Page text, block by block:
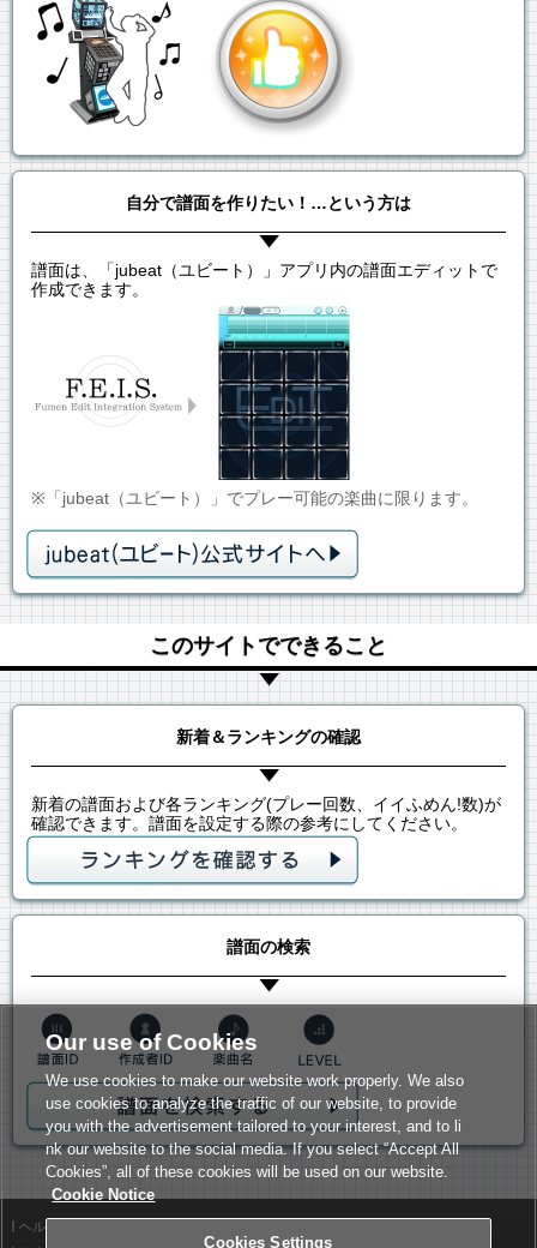
自分で譜面を作りたい！…という方は
譜面は、「jubeat（ユビート）」アプリ内の譜面エディットで
作成できます。
※「jubeat（ユビート）」でプレー可能の楽曲に限ります。
このサイトでできること
新着＆ランキングの確認
新着の譜面および各ランキング(プレー回数、イイふめん!数)が
確認できます。譜面を設定する際の参考にしてください。
譜面の検索
ヘルプ
Our use of Cookies
We use cookies to make our website work properly. We also
use cookies to analyze the traffic of our website, to provide
you with the advertisement tailored to your interest, and to li
nk our website to the social media. If you select “Accept All
Cookies”, all of these cookies will be used on our website.
Cookie Notice
Cookies Settings